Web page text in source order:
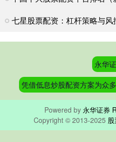
七星股票配资：杠杆策略与风
永华
凭借低息炒股配资方案为众
Powered by 永华证券
Copyright © 2013-2025